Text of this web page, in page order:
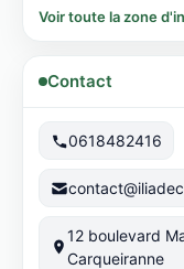
Voir toute la zone
Contact
0618482416
12 boulevard
Carqueiranne